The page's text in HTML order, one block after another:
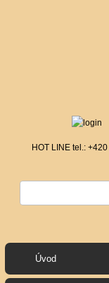
HOT LINE tel.: +420
Úvod